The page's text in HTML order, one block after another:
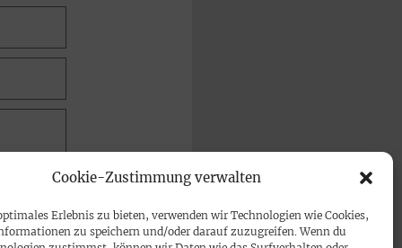
Cookie-Zustimmung verwalten
Erlebnis zu bieten, verwenden wir Technologien wie Cookies,
zu speichern und/oder darauf zuzugreifen. Wenn du